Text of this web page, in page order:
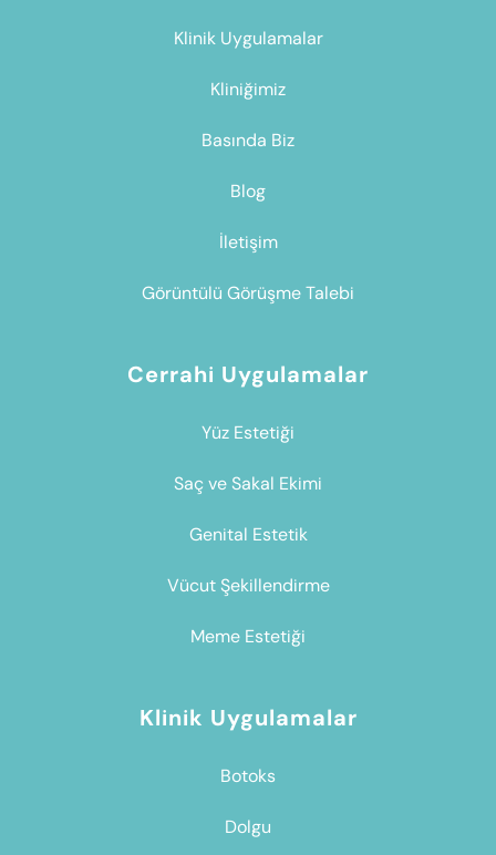
Klinik Uygulamalar
Kliniğimiz
Basında Biz
Blog
İletişim
Görüntülü Görüşme Talebi
Cerrahi Uygulamalar
Yüz Estetiği
Saç ve Sakal Ekimi
Genital Estetik
Vücut Şekillendirme
Meme Estetiği
Klinik Uygulamalar
Botoks
Dolgu